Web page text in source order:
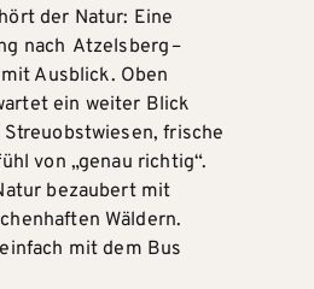
der Natur: Eine
nach Atzelsberg –
Ausblick. Oben
ein weiter Blick
frische
von „genau richtig“.
bezaubert mit
Wäldern.
mit dem Bus